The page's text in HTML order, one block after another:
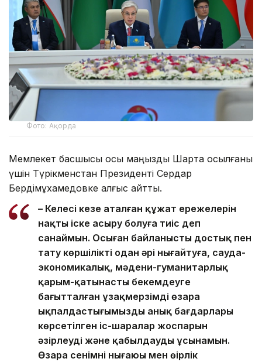
Фото: Ақорда
Мемлекет басшысы осы маңызды Шартқа қосылғаны
үшін Түрікменстан Президенті Сердар
Бердімұхамедовке алғыс айтты.
– Келесі кезең аталған құжат ережелерін
нақты іске асыру болуға тиіс деп
санаймын. Осыған байланысты достық пен
тату көршілікті одан әрі нығайтуға, сауда-
экономикалық, мәдени-гуманитарлық
қарым-қатынасты бекемдеуге
бағытталған ұзақмерзімді өзара
ықпалдастығымыздың анық бағдарлары
көрсетілген іс-шаралар жоспарын
әзірлеуді және қабылдауды ұсынамын.
Өзара сенімнің нығаюы мен өңірлік